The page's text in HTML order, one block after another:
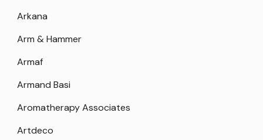
Arkana
Arm & Hammer
Armaf
Armand Basi
Aromatherapy Associates
Artdeco